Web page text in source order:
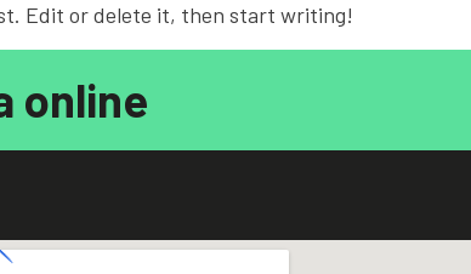
Edit or delete it, then start writing!
online